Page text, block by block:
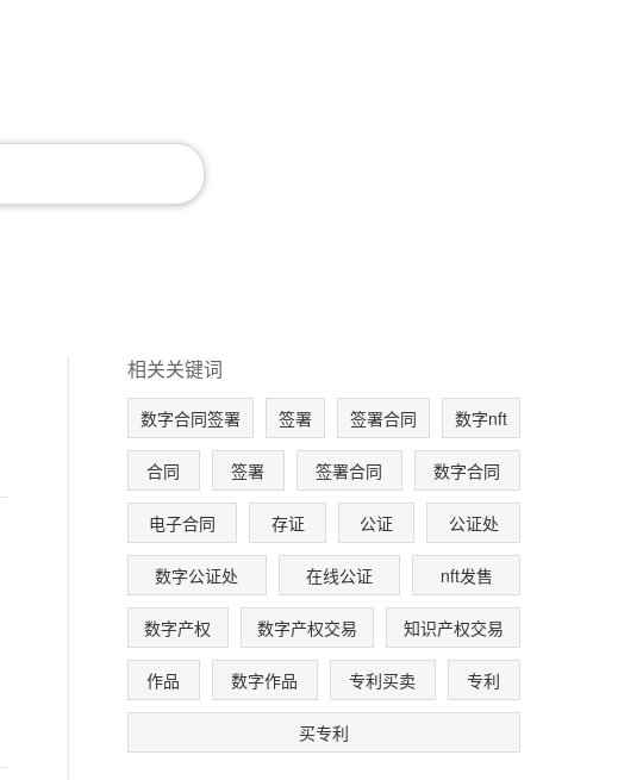
相关关键词
数字合同签署 签署 签署合同 数字nft
合同 签署 签署合同 数字合同
电子合同 存证 公证 公证处
数字公证处 在线公证 nft发售
数字产权 数字产权交易 知识产权交易
作品 数字作品 专利买卖 专利
买专利